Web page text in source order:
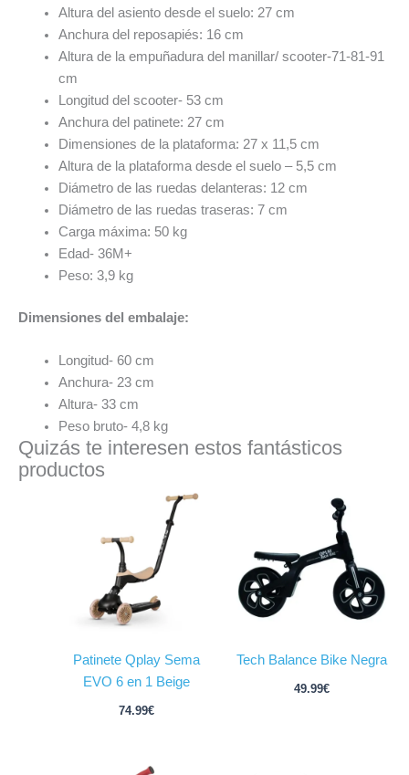
Altura del asiento desde el suelo: 27 cm
Anchura del reposapiés: 16 cm
Altura de la empuñadura del manillar/ scooter-71-81-91
cm
Longitud del scooter- 53 cm
Anchura del patinete: 27 cm
Dimensiones de la plataforma: 27 x 11,5 cm
Altura de la plataforma desde el suelo – 5,5 cm
Diámetro de las ruedas delanteras: 12 cm
Diámetro de las ruedas traseras: 7 cm
Carga máxima: 50 kg
Edad- 36M+
Peso: 3,9 kg
Dimensiones del embalaje:
Longitud- 60 cm
Anchura- 23 cm
Altura- 33 cm
Peso bruto- 4,8 kg
Quizás te interesen estos fantásticos
productos
Patinete Qplay Sema
EVO 6 en 1 Beige
74.99€
Tech Balance Bike Negra
49.99€